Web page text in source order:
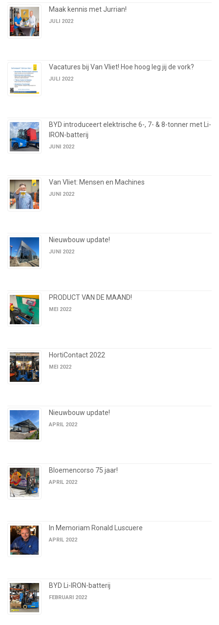
Maak kennis met Jurrian!
JULI 2022
Vacatures bij Van Vliet! Hoe hoog leg jij de vork?
JULI 2022
BYD introduceert elektrische 6-, 7- & 8-tonner met Li-
IRON-batterij
JUNI 2022
Van Vliet: Mensen en Machines
JUNI 2022
Nieuwbouw update!
JUNI 2022
PRODUCT VAN DE MAAND!
MEI 2022
HortiContact 2022
MEI 2022
Nieuwbouw update!
APRIL 2022
Bloemencorso 75 jaar!
APRIL 2022
In Memoriam Ronald Luscuere
APRIL 2022
BYD Li-IRON-batterij
FEBRUARI 2022